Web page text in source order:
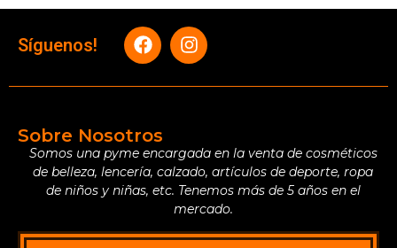
Síguenos!
Sobre Nosotros
Somos una pyme encargada en la venta de cosméticos
de belleza, lencería, calzado, artículos de deporte, ropa
de niños y niñas, etc. Tenemos más de 5 años en el
mercado.